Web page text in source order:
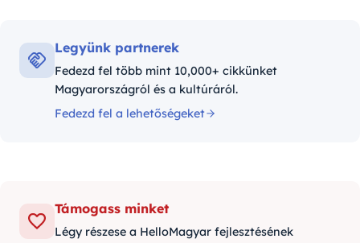
Legyünk partnerek
Fedezd fel több mint 10,000+ cikkünket
Magyarországról és a kultúráról.
Fedezd fel a lehetőségeket
Támogass minket
Légy részese a HelloMagyar fejlesztésének